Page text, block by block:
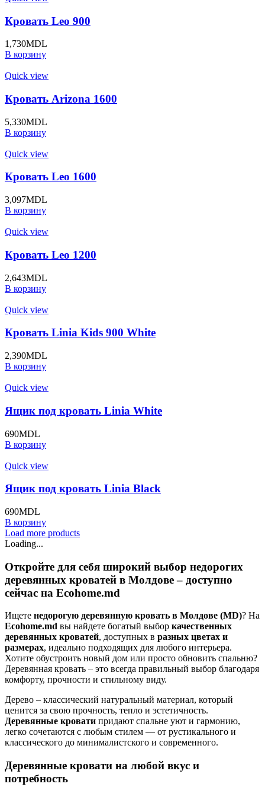
Кровать Leo 900
1,730MDL
В корзину
Quick view
Кровать Arizona 1600
5,330MDL
В корзину
Quick view
Кровать Leo 1600
3,097MDL
В корзину
Quick view
Кровать Leo 1200
2,643MDL
В корзину
Quick view
Кровать Linia Kids 900 White
2,390MDL
В корзину
Quick view
Ящик под кровать Linia White
690MDL
В корзину
Quick view
Ящик под кровать Linia Black
690MDL
В корзину
Load more products
Loading...
Откройте для себя широкий выбор недорогих
деревянных кроватей в Молдове – доступно
сейчас на Ecohome.md
Ищете недорогую деревянную кровать в Молдове (MD)? На
Ecohome.md вы найдете богатый выбор качественных
деревянных кроватей, доступных в разных цветах и
размерах, идеально подходящих для любого интерьера.
Хотите обустроить новый дом или просто обновить спальню?
Деревянная кровать – это всегда правильный выбор благодаря
комфорту, прочности и стильному виду.
Дерево – классический натуральный материал, который
ценится за свою прочность, тепло и эстетичность.
Деревянные кровати придают спальне уют и гармонию,
легко сочетаются с любым стилем — от рустикального и
классического до минималистского и современного.
Деревянные кровати на любой вкус и
потребность